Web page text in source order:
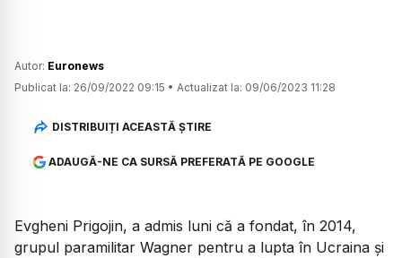
Autor: Euronews
Publicat la: 26/09/2022 09:15 • Actualizat la: 09/06/2023 11:28
DISTRIBUIȚI ACEASTĂ ȘTIRE
ADAUGĂ-NE CA SURSĂ PREFERATĂ PE GOOGLE
Evgheni Prigojin, a admis luni că a fondat, în 2014,
grupul paramilitar Wagner pentru a lupta în Ucraina şi